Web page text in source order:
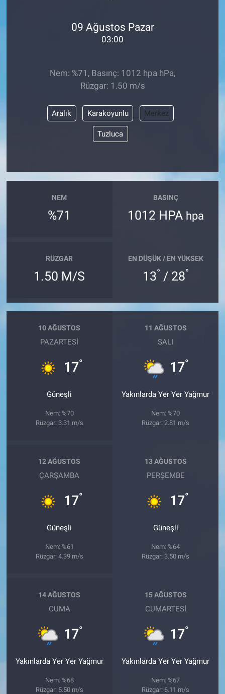
09 Ağustos Pazar
03:00
Nem: %71, Basınç: 1012 hpa hPa,
Rüzgar: 1.50 m/s
Aralık Karakoyunlu Merkez
Tuzluca
NEM
%71
BASINÇ
1012 HPA hpa
RÜZGAR
1.50 M/S
EN DÜŞÜK / EN YÜKSEK
13° / 28°
10 AĞUSTOS
PAZARTESI
17°
Güneşli
Nem: %70
Rüzgar: 3.31 m/s
11 AĞUSTOS
SALI
17°
Yakınlarda Yer Yer Yağmur
Nem: %70
Rüzgar: 2.81 m/s
12 AĞUSTOS
ÇARŞAMBA
17°
Güneşli
Nem: %61
Rüzgar: 4.39 m/s
13 AĞUSTOS
PERŞEMBE
17°
Güneşli
Nem: %64
Rüzgar: 3.50 m/s
14 AĞUSTOS
CUMA
17°
Yakınlarda Yer Yer Yağmur
Nem: %68
Rüzgar: 5.50 m/s
15 AĞUSTOS
CUMARTESI
17°
Yakınlarda Yer Yer Yağmur
Nem: %67
Rüzgar: 6.11 m/s